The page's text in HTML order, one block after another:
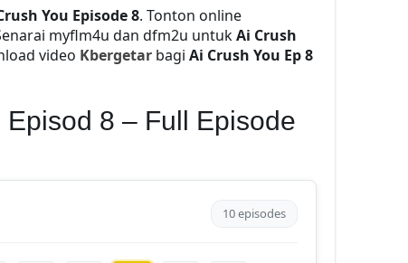
You Episode 8. Tonton online
myflm4u dan dfm2u untukAi Crush
video Kbergetarbagi Ai Crush You Ep 8
Episod 8 – Full Episode
10 episodes